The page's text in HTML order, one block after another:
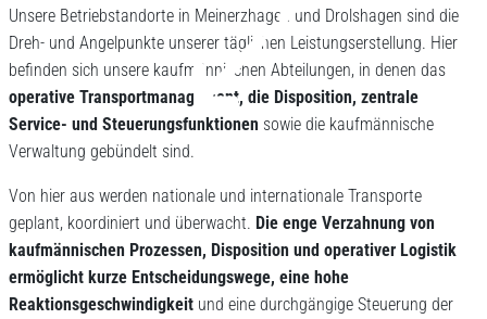
Unsere Betriebstandorte in Meinerzhagen und Drolshagen sind die
Dreh- und Angelpunkte unserer täglichen Leistungserstellung. Hier
befinden sich unsere kaufmännischen Abteilungen, in denen das
operative Transportmanagement, die Disposition, zentrale
Service- und Steuerungsfunktionen sowie die kaufmännische
Verwaltung gebündelt sind.
Von hier aus werden nationale und internationale Transporte
geplant, koordiniert und überwacht. Die enge Verzahnung von
kaufmännischen Prozessen, Disposition und operativer Logistik
ermöglicht kurze Entscheidungswege, eine hohe
Reaktionsgeschwindigkeit und eine durchgängige Steuerung der